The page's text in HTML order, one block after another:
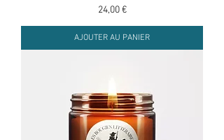
Prix
24,00 €
AJOUTER AU PANIER